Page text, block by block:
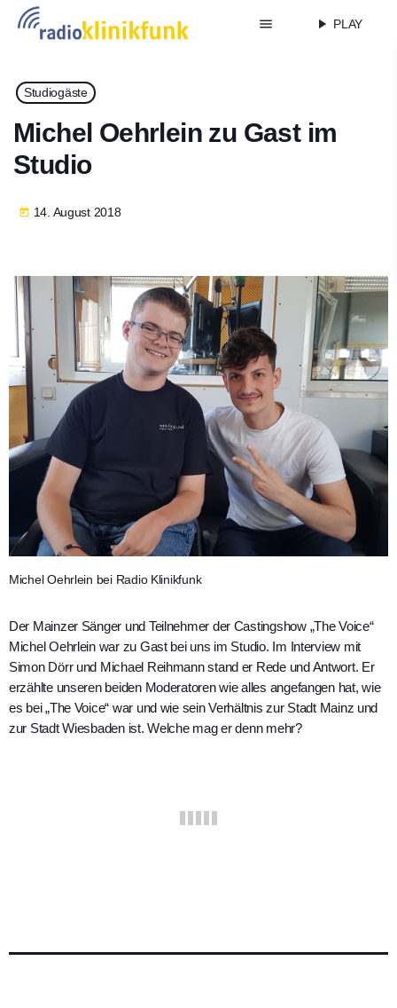
menu play_arrow PLAY
Studiogäste
Michel Oehrlein zu Gast im
Studio
today 14. August 2018
Michel Oehrlein bei Radio Klinikfunk
Der Mainzer Sänger und Teilnehmer der Castingshow „The Voice“
Michel Oehrlein war zu Gast bei uns im Studio. Im Interview mit
Simon Dörr und Michael Reihmann stand er Rede und Antwort. Er
erzählte unseren beiden Moderatoren wie alles angefangen hat, wie
es bei „The Voice“ war und wie sein Verhältnis zur Stadt Mainz und
zur Stadt Wiesbaden ist. Welche mag er denn mehr?